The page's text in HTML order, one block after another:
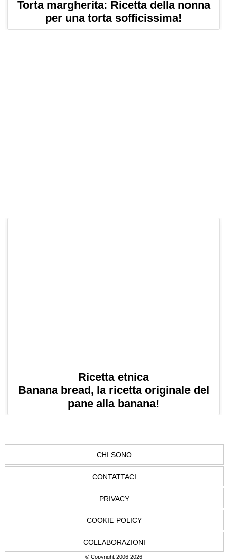
Torta margherita: Ricetta della nonna
per una torta sofficissima!
Ricetta etnica
Banana bread, la ricetta originale del
pane alla banana!
CHI SONO
CONTATTACI
PRIVACY
COOKIE POLICY
COLLABORAZIONI
© Copyright 2006-2026